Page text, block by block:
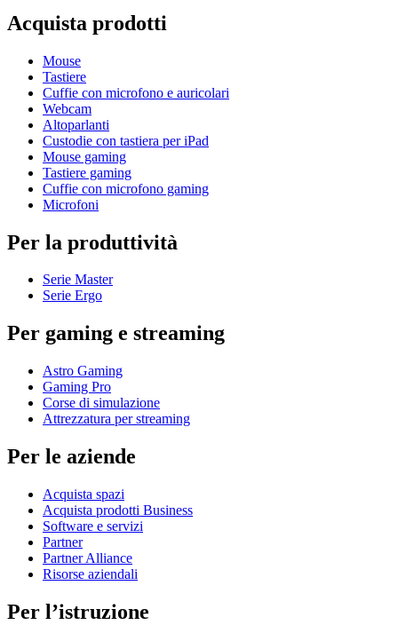
Acquista prodotti
Mouse
Tastiere
Cuffie con microfono e auricolari
Webcam
Altoparlanti
Custodie con tastiera per iPad
Mouse gaming
Tastiere gaming
Cuffie con microfono gaming
Microfoni
Per la produttività
Serie Master
Serie Ergo
Per gaming e streaming
Astro Gaming
Gaming Pro
Corse di simulazione
Attrezzatura per streaming
Per le aziende
Acquista spazi
Acquista prodotti Business
Software e servizi
Partner
Partner Alliance
Risorse aziendali
Per l’istruzione